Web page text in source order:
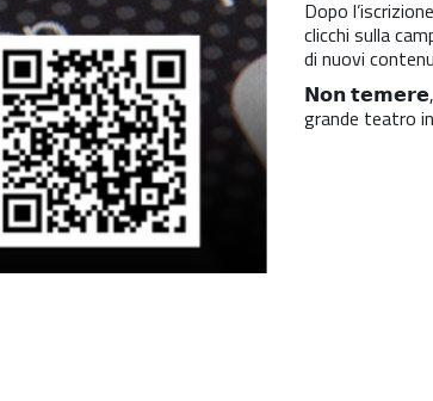
Dopo
clicchi sulla
di nuovi
𝗡𝗼𝗻 𝘁𝗲𝗺𝗲𝗿𝗲,
grande teatro